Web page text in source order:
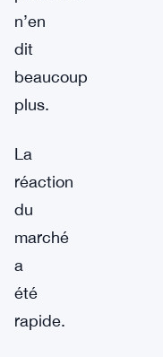
n’en
dit
beaucoup
plus.
La
réaction
du
marché
a
été
rapide.